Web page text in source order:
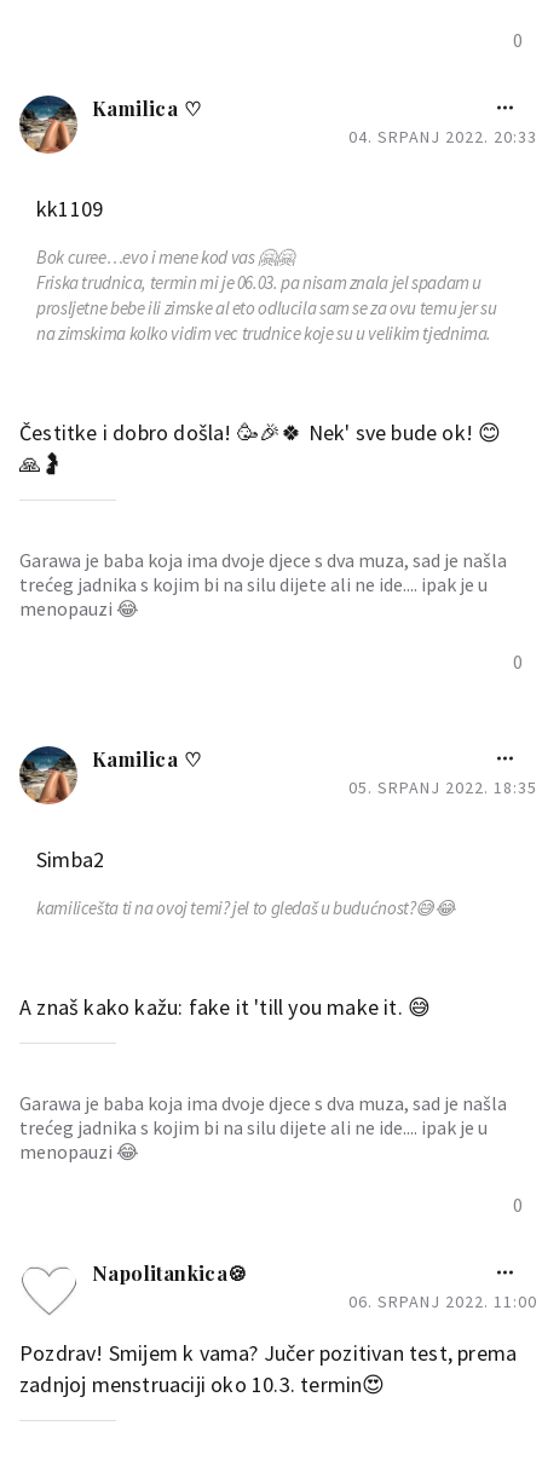
0
Kamilica ♡
04. SRPANJ 2022. 20:33
kk1109
Bok curee…evo i mene kod vas 🤗🤗
Friska trudnica, termin mi je 06.03. pa nisam znala jel spadam u
prosljetne bebe ili zimske al eto odlucila sam se za ovu temu jer su
na zimskima kolko vidim vec trudnice koje su u velikim tjednima.
Čestitke i dobro došla! 🥳🎉🍀 Nek' sve bude ok! 😊
🙏🤰
0
Garawa je baba koja ima dvoje djece s dva muza, sad je našla
trećeg jadnika s kojim bi na silu dijete ali ne ide.... ipak je u
menopauzi 😂
Kamilica ♡
05. SRPANJ 2022. 18:35
Simba2
kamilicešta ti na ovoj temi? jel to gledaš u budućnost?😅😂
A znaš kako kažu: fake it 'till you make it. 😅
0
Garawa je baba koja ima dvoje djece s dva muza, sad je našla
trećeg jadnika s kojim bi na silu dijete ali ne ide.... ipak je u
menopauzi 😂
Napolitankica🍪
06. SRPANJ 2022. 11:00
Pozdrav! Smijem k vama? Jučer pozitivan test, prema
zadnjoj menstruaciji oko 10.3. termin😍